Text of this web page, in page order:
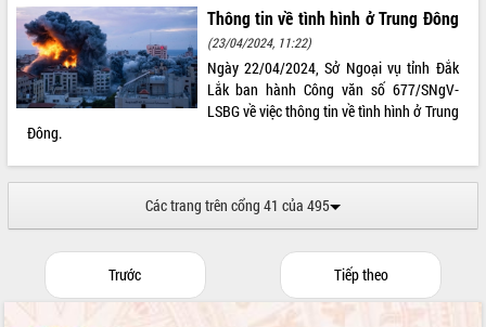
Thông tin về tình hình ở Trung Đông
(23/04/2024, 11:22)
Ngày 22/04/2024, Sở Ngoại vụ tỉnh Đắk
Lắk ban hành Công văn số 677/SNgV-
LSBG về việc thông tin về tình hình ở Trung
Đông.
Các trang trên cổng 41 của 495
Trước Tiếp theo